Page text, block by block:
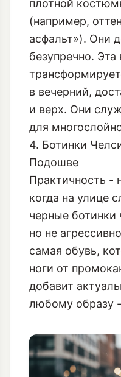
плотной
(например,
асфальт»). Они
безупречно. Эта
в вечерний,
и верх. Они
для
4. Ботинки
Подошве
Практичность -
когда на улице
черные ботинки
но не
самая обувь,
ноги от
добавит
любому образу